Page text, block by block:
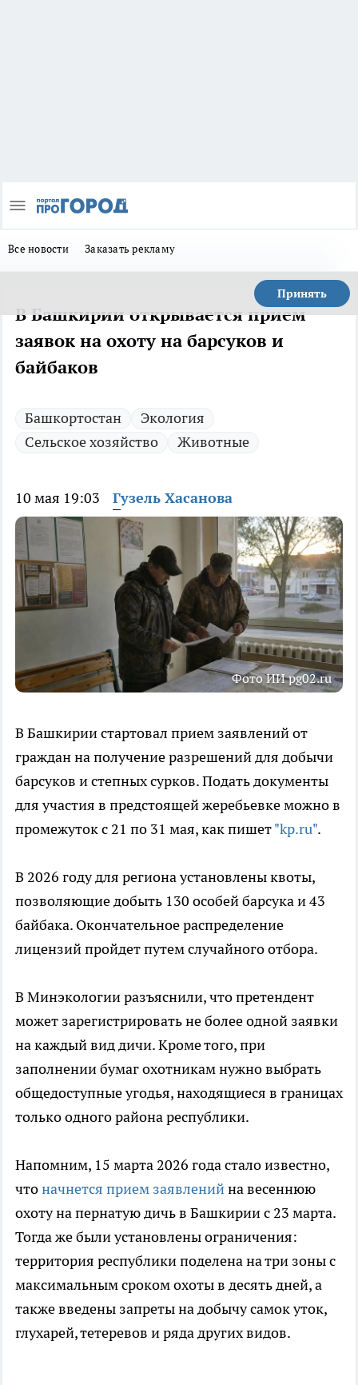
Все новости Заказать рекламу
Принять
В Башкирии открывается прием
заявок на охоту на барсуков и
байбаков
Башкортостан
Экология
Сельское хозяйство
Животные
10 мая 19:03 Гузель Хасанова
Фото ИИ pg02.ru
В Башкирии стартовал прием заявлений от
граждан на получение разрешений для добычи
барсуков и степных сурков. Подать документы
для участия в предстоящей жеребьевке можно в
промежуток с 21 по 31 мая, как пишет"kp.ru".
В 2026 году для региона установлены квоты,
позволяющие добыть 130 особей барсука и 43
байбака. Окончательное распределение
лицензий пройдет путем случайного отбора.
В Минэкологии разъяснили, что претендент
может зарегистрировать не более одной заявки
на каждый вид дичи. Кроме того, при
заполнении бумаг охотникам нужно выбрать
общедоступные угодья, находящиеся в границах
только одного района республики.
Напомним, 15 марта 2026 года стало известно,
чтоначнется прием заявленийна весеннюю
охоту на пернатую дичь в Башкирии с 23 марта.
Тогда же были установлены ограничения:
территория республики поделена на три зоны с
максимальным сроком охоты в десять дней, а
также введены запреты на добычу самок уток,
глухарей, тетеревов и ряда других видов.